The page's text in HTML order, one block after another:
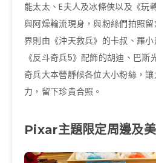
能太太、E夫人及冰條俠以及《玩
與阿燥輪流現身，與粉絲們拍照
界則由《沖天救兵》的卡叔、羅
《反斗奇兵5》配飾的胡迪、巴斯
奇兵大本營靜候各位大小粉絲，
力，留下珍貴合照。
Pixar主題限定周邊及